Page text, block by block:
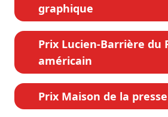
graphique
Prix Lucien-Barrière du
américain
Prix Maison de la presse